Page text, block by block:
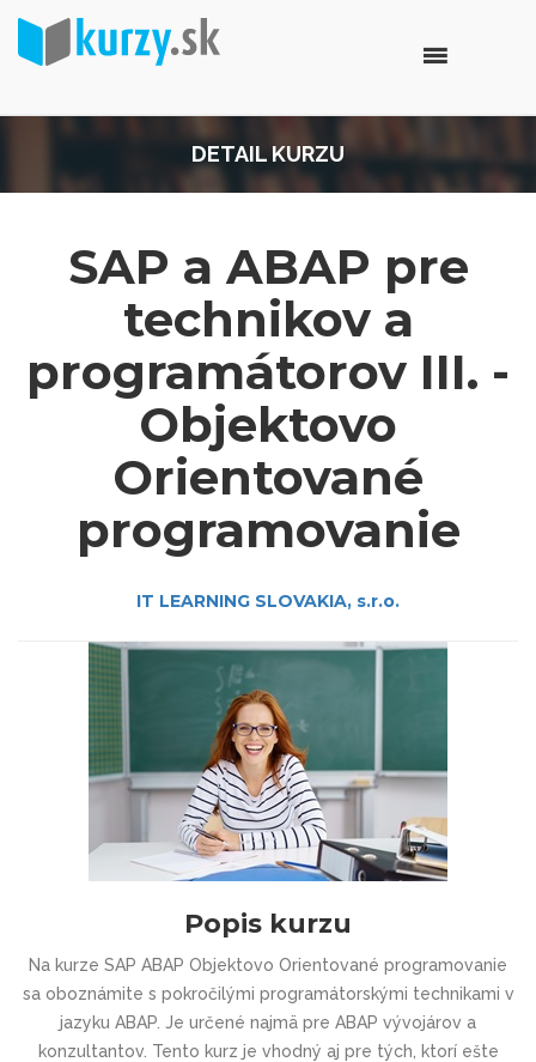
DETAIL KURZU
SAP a ABAP pre
technikov a
programátorov III. -
Objektovo
Orientované
programovanie
IT LEARNING SLOVAKIA, s.r.o.
Popis kurzu
Na kurze SAP ABAP Objektovo Orientované programovanie
sa oboznámite s pokročilými programátorskými technikami v
jazyku ABAP. Je určené najmä pre ABAP vývojárov a
konzultantov. Tento kurz je vhodný aj pre tých, ktorí ešte